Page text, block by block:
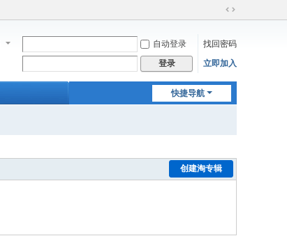
切
到
宽
自动登录
找回密码
登录 立即加入
快捷导航
创建淘专辑